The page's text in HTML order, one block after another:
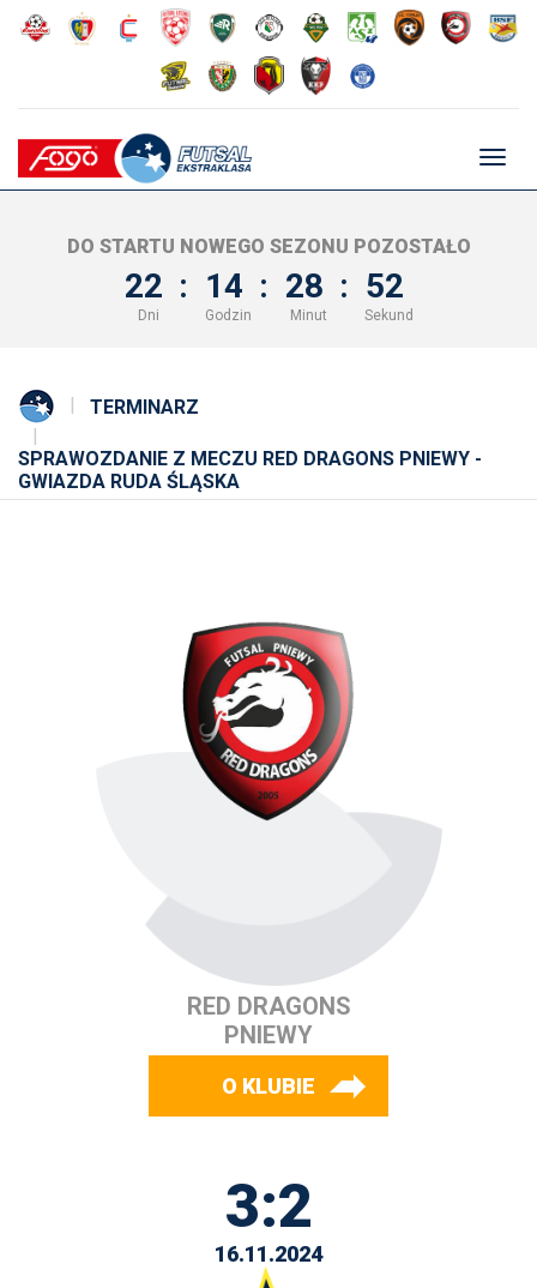
DO STARTU NOWEGO SEZONU POZOSTAŁO
22 : 14 : 28 : 52
Dni Godzin Minut Sekund
TERMINARZ
SPRAWOZDANIE Z MECZU RED DRAGONS PNIEWY -
GWIAZDA RUDA ŚLĄSKA
RED DRAGONS
PNIEWY
O KLUBIE
3:2
16.11.2024